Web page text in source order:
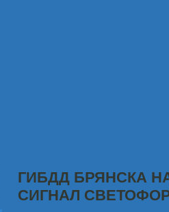
ГИБДД БРЯНСКА
СИГНАЛ